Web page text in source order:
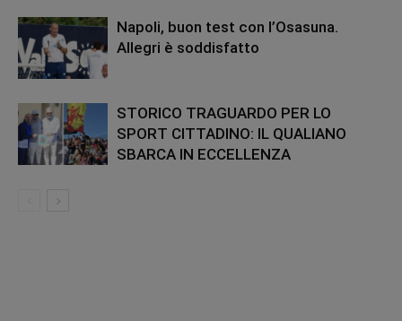
Napoli, buon test con l’Osasuna.
Allegri è soddisfatto
STORICO TRAGUARDO PER LO
SPORT CITTADINO: IL QUALIANO
SBARCA IN ECCELLENZA